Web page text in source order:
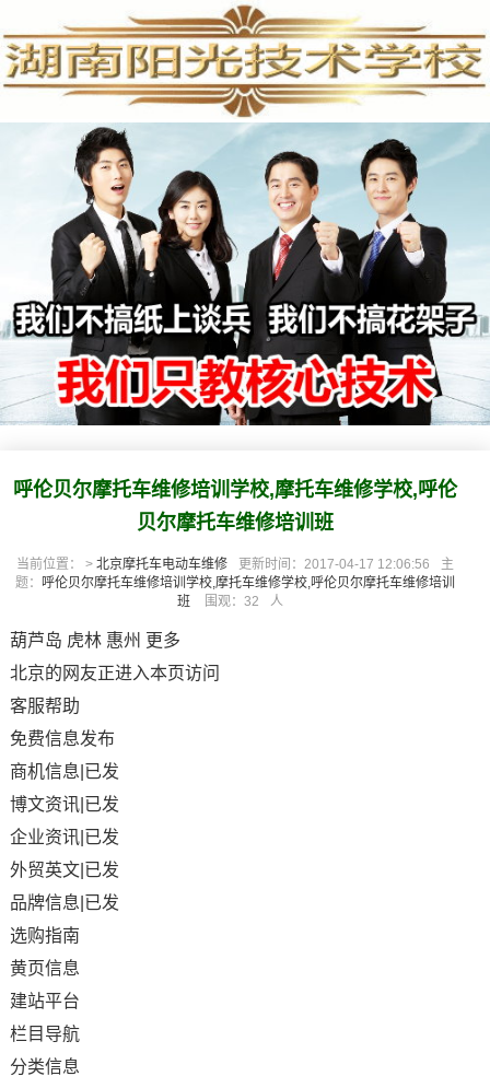
呼伦贝尔摩托车维修培训学校,摩托车维修学校,呼伦
贝尔摩托车维修培训班
当前位置： >北京摩托车电动车维修 更新时间：2017-04-17 12:06:56
主
题： 呼伦贝尔摩托车维修培训学校,摩托车维修学校,呼伦贝尔摩托车维修培训
班
围观： 32 人
葫芦岛 虎林 惠州 更多
北京的网友正进入本页访问
客服帮助
免费信息发布
商机信息|已发
博文资讯|已发
企业资讯|已发
外贸英文|已发
品牌信息|已发
选购指南
黄页信息
建站平台
栏目导航
分类信息